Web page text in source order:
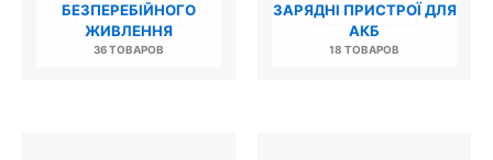
БЕЗПЕРЕБІЙНОГО
ЖИВЛЕННЯ
36 ТОВАРОВ
ЗАРЯДНІ ПРИСТРОЇ ДЛЯ
АКБ
18 ТОВАРОВ